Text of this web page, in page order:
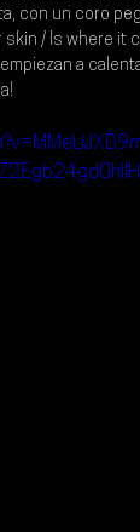
con un coro
/ Is where it
a